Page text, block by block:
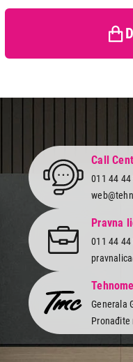
MIKSERI
BOSCH
Proizvod je
Završi
Call
011 44 44
Pravna
011 44 44
Generala
Pronađite